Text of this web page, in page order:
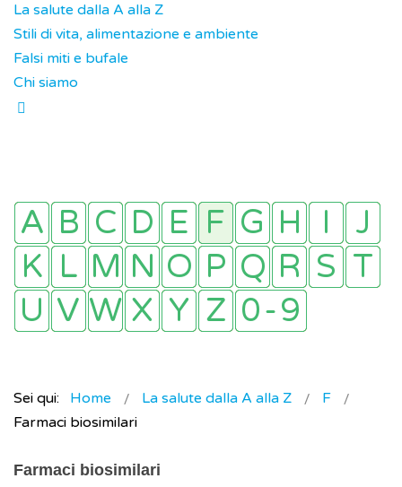
La salute dalla A alla Z
Stili di vita, alimentazione e ambiente
Falsi miti e bufale
Chi siamo
Sei qui: Home La salute dalla A alla Z
F
Farmaci biosimilari
Farmaci biosimilari